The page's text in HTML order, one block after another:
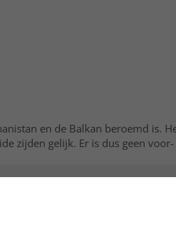
en de Balkan beroemd is.
zijden gelijk. Er is dus geen